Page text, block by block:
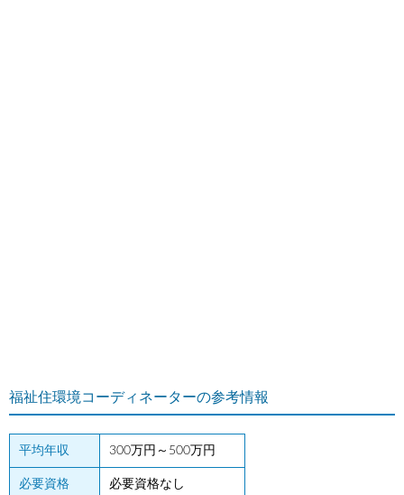
福祉住環境コーディネーターの参考情報
平均年収 300万円～500万円
必要資格 必要資格なし